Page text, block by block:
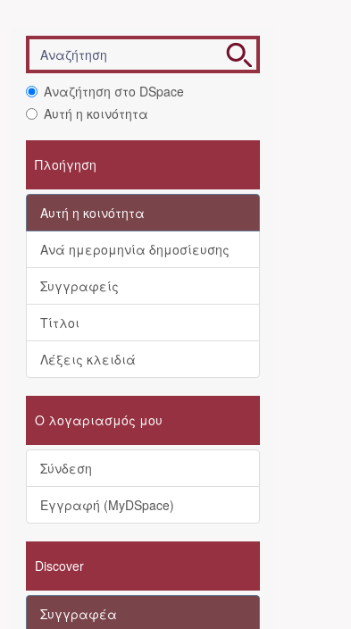
Αναζήτηση στο DSpace
Αυτή η κοινότητα
Πλοήγηση
Αυτή η κοινότητα
Ανά ημερομηνία δημοσίευσης
Συγγραφείς
Τίτλοι
Λέξεις κλειδιά
Ο λογαριασμός μου
Σύνδεση
Εγγραφή (MyDSpace)
Discover
Συγγραφέα